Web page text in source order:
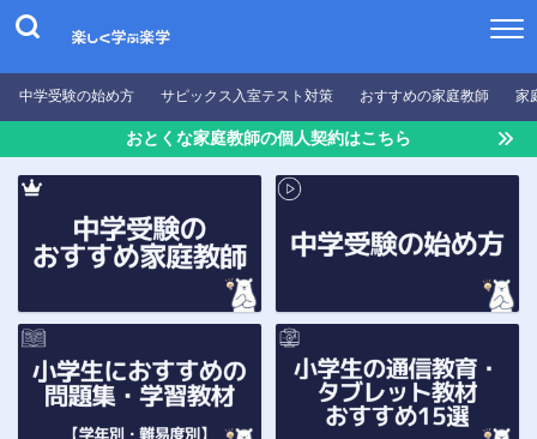
中学受験の始め方 サピックス入室テスト対策 おすすめの家庭教師 家
おとくな家庭教師の個人契約はこちら